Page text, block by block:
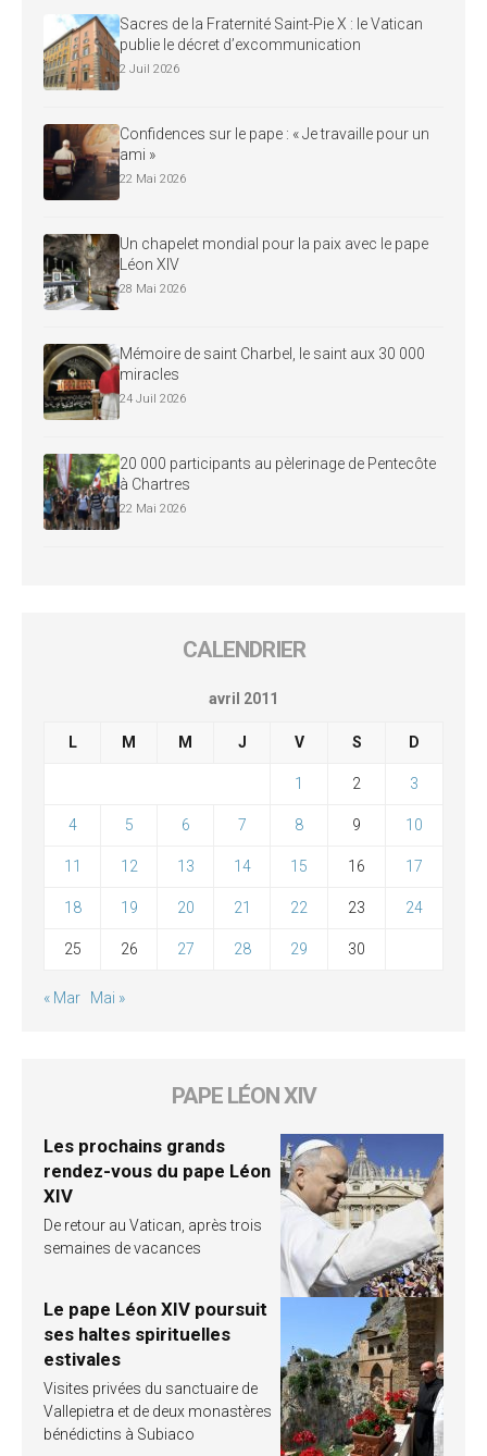
Sacres de la Fraternité Saint-Pie X : le Vatican
publie le décret d’excommunication
2 Juil 2026
Confidences sur le pape : « Je travaille pour un
ami »
22 Mai 2026
Un chapelet mondial pour la paix avec le pape
Léon XIV
28 Mai 2026
Mémoire de saint Charbel, le saint aux 30 000
miracles
24 Juil 2026
20 000 participants au pèlerinage de Pentecôte
à Chartres
22 Mai 2026
CALENDRIER
avril 2011
L M M J V S D
1 2 3
4 5 6 7 8 9 10
11 12 13 14 15 16 17
18 19 20 21 22 23 24
25 26 27 28 29 30
« Mar Mai »
PAPE LÉON XIV
Les prochains grands
rendez-vous du pape Léon
XIV
De retour au Vatican, après trois
semaines de vacances
Le pape Léon XIV poursuit
ses haltes spirituelles
estivales
Visites privées du sanctuaire de
Vallepietra et de deux monastères
bénédictins à Subiaco